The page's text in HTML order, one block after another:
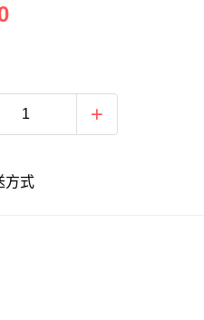
方式
款